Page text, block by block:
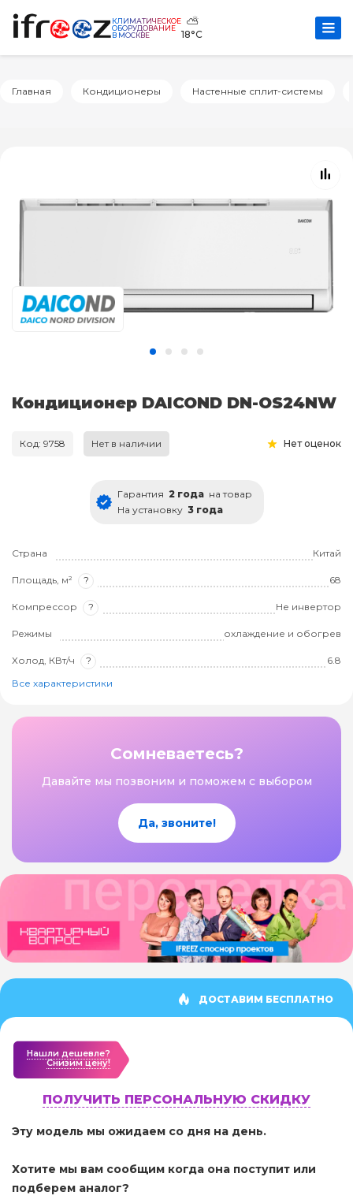
КЛИМАТИЧЕСКОЕ
ОБОРУДОВАНИЕ
В МОСКВЕ
⛅
18°C
Главная Кондиционеры Настенные сплит-системы
Кондиционер DAICOND DN-OS24NW
Код: 9758 Нет в наличии Нет оценок
Гарантия 2 года на товар
На установку 3 года
Страна Китай
Площадь, м² ? 68
Компрессор ? Не инвертор
Режимы охлаждение и обогрев
Холод, КВт/ч ?
6.8
Все характеристики
Сомневаетесь?
Давайте мы позвоним и поможем с выбором
Да, звоните!
ДОСТАВИМ БЕСПЛАТНО
Нашли дешевле?
Cнизим цену!
ПОЛУЧИТЬ ПЕРСОНАЛЬНУЮ СКИДКУ
Эту модель мы ожидаем со дня на день.
Хотите мы вам сообщим когда она поступит или
подберем аналог?